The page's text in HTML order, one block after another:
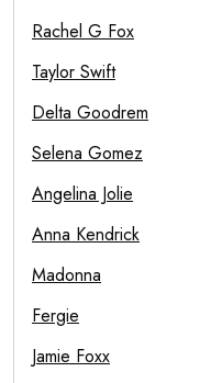
Rachel G Fox
Taylor Swift
Delta Goodrem
Selena Gomez
Angelina Jolie
Anna Kendrick
Madonna
Fergie
Jamie Foxx